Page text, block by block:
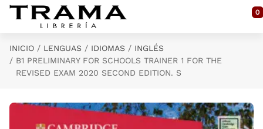
Saltar al contenido principal
0
INICIO LENGUAS IDIOMAS
INGLÉS
B1 PRELIMINARY FOR SCHOOLS TRAINER 1 FOR THE
REVISED EXAM 2020 SECOND EDITION. S